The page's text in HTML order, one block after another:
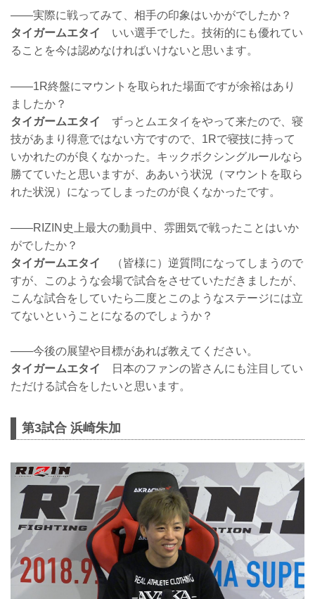
——実際に戦ってみて、相手の印象はいかがでしたか？
タイガームエタイ
いい選手でした。技術的にも優れてい
ることを今は認めなければいけないと思います。
——1R終盤にマウントを取られた場面ですが余裕はあり
ましたか？
タイガームエタイ
ずっとムエタイをやって来たので、寝
技があまり得意ではない方ですので、1Rで寝技に持って
いかれたのが良くなかった。キックボクシングルールなら
勝てていたと思いますが、ああいう状況（マウントを取ら
れた状況）になってしまったのが良くなかったです。
——RIZIN史上最大の動員中、雰囲気で戦ったことはいか
がでしたか？
タイガームエタイ
（皆様に）逆質問になってしまうので
すが、このような会場で試合をさせていただきましたが、
こんな試合をしていたら二度とこのようなステージには立
てないということになるのでしょうか？
——今後の展望や目標があれば教えてください。
タイガームエタイ
日本のファンの皆さんにも注目してい
ただける試合をしたいと思います。
第3試合 浜崎朱加